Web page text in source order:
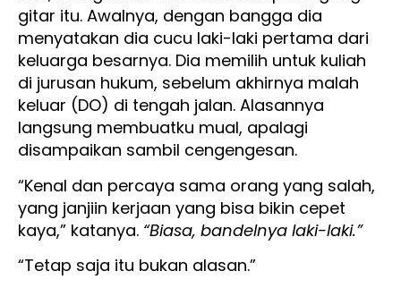
gitar itu. Awalnya, dengan bangga dia
menyatakan dia cucu laki-laki pertama dari
keluarga besarnya. Dia memilih untuk kuliah
di jurusan hukum, sebelum akhirnya malah
keluar (DO) di tengah jalan. Alasannya
langsung membuatku mual, apalagi
disampaikan sambil cengengesan.
“Kenal dan percaya sama orang yang salah,
yang janjiin kerjaan yang bisa bikin cepet
kaya,” katanya. “Biasa, bandelnya laki-laki.”
“Tetap saja itu bukan alasan.”